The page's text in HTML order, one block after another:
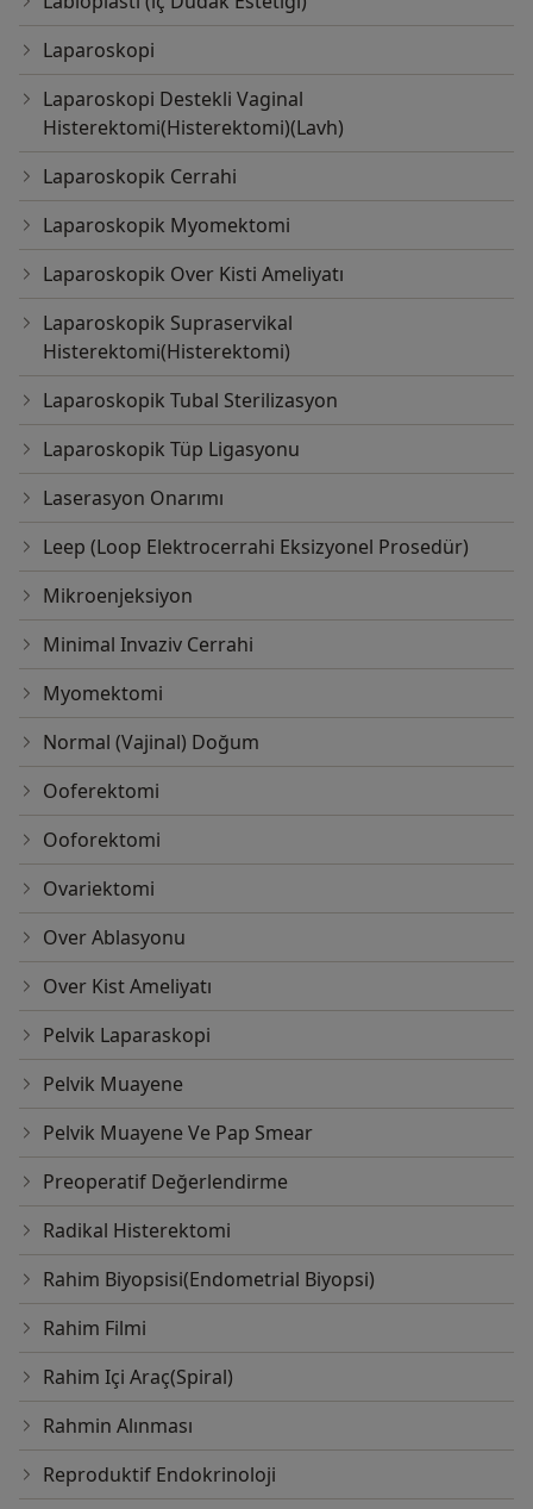
Laparoskopi
Laparoskopi Destekli Vaginal
Histerektomi(Histerektomi)(Lavh)
Laparoskopik Cerrahi
Laparoskopik Myomektomi
Laparoskopik Over Kisti Ameliyatı
Laparoskopik Supraservikal
Histerektomi(Histerektomi)
Laparoskopik Tubal Sterilizasyon
Laparoskopik Tüp Ligasyonu
Laserasyon Onarımı
Leep (Loop Elektrocerrahi Eksizyonel Prosedür)
Mikroenjeksiyon
Minimal Invaziv Cerrahi
Myomektomi
Normal (Vajinal) Doğum
Ooferektomi
Ooforektomi
Ovariektomi
Over Ablasyonu
Over Kist Ameliyatı
Pelvik Laparaskopi
Pelvik Muayene
Pelvik Muayene Ve Pap Smear
Preoperatif Değerlendirme
Radikal Histerektomi
Rahim Biyopsisi(Endometrial Biyopsi)
Rahim Filmi
Rahim Içi Araç(Spiral)
Rahmin Alınması
Reproduktif Endokrinoloji